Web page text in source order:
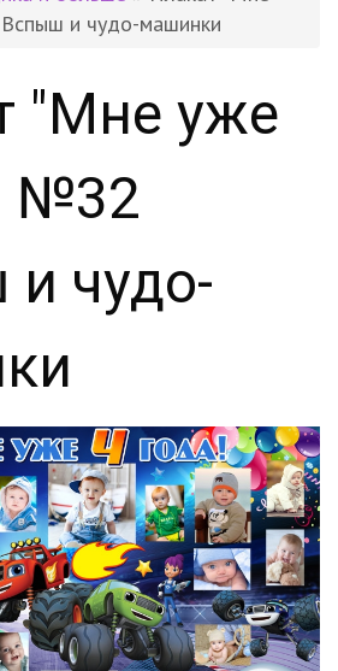
и чудо-машинки
"Мне уже
№32
чудо-